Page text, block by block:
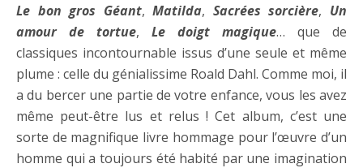
Le bon gros Géant,Matilda, Sacrées sorcière, Un
amour de tortue, Le doigt magique… que de
classiques incontournable issus d’une seule et même
plume : celle du génialissime Roald Dahl. Comme moi, il
a du bercer une partie de votre enfance, vous les avez
même peut-être lus et relus ! Cet album, c’est une
sorte de magnifique livre hommage pour l’œuvre d’un
homme qui a toujours été habité par une imagination